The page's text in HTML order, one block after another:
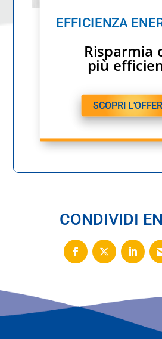
EFFICIENZA
Risparmia
più
SCOPRI
CONDIVIDI